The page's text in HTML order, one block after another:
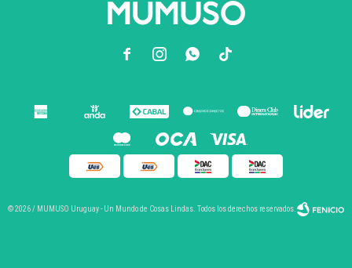
  
© 2026 / MUMUSO Uruguay - Un Mundo de Cosas Lindas. Todos los derechos reservados.